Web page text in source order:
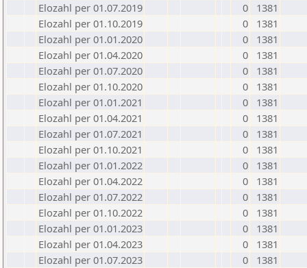
Elozahl per 01.07.2019
0
1381
Elozahl per 01.10.2019
0
1381
Elozahl per 01.01.2020
0
1381
Elozahl per 01.04.2020
0
1381
Elozahl per 01.07.2020
0
1381
Elozahl per 01.10.2020
0
1381
Elozahl per 01.01.2021
0
1381
Elozahl per 01.04.2021
0
1381
Elozahl per 01.07.2021
0
1381
Elozahl per 01.10.2021
0
1381
Elozahl per 01.01.2022
0
1381
Elozahl per 01.04.2022
0
1381
Elozahl per 01.07.2022
0
1381
Elozahl per 01.10.2022
0
1381
Elozahl per 01.01.2023
0
1381
Elozahl per 01.04.2023
0
1381
Elozahl per 01.07.2023
0
1381